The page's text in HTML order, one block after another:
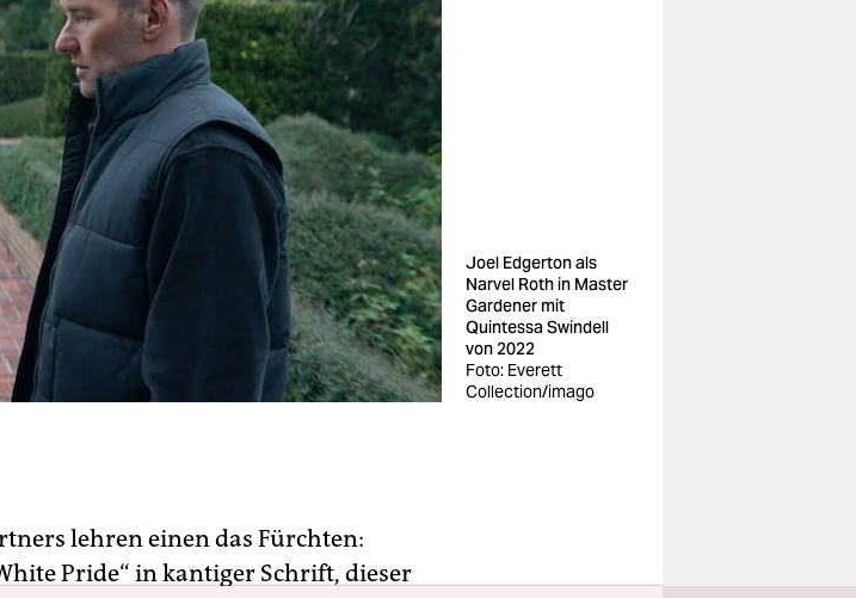
Joel Edgerton als
Narvel Roth in Master
Gardener mit
Quintessa Swindell
von 2022
Foto: Everett
Collection/imago
lehren einen das Fürchten:
Pride“ in kantiger Schrift, dieser